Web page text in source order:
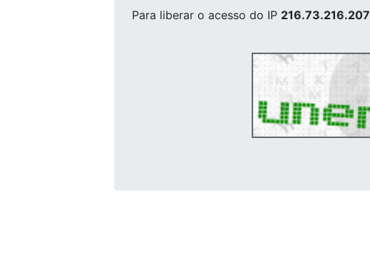
Para liberar o acesso do IP 216.73.216.207